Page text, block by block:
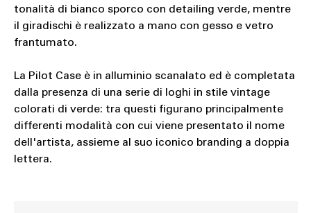
tonalità di bianco sporco con detailing verde, mentre
il giradischi è realizzato a mano con gesso e vetro
frantumato.
La Pilot Case è in alluminio scanalato ed è completata
dalla presenza di una serie di loghi in stile vintage
colorati di verde: tra questi figurano principalmente
differenti modalità con cui viene presentato il nome
dell'artista, assieme al suo iconico branding a doppia
lettera.